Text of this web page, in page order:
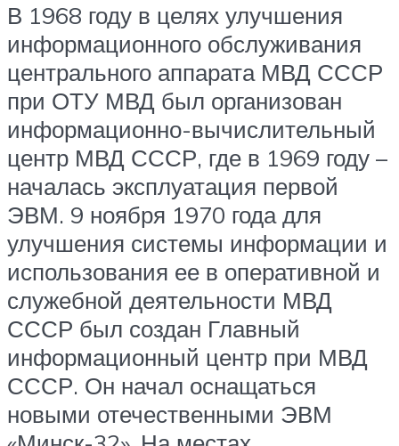
В 1968 году в целях улучшения
информационного обслуживания
центрального аппарата МВД СССР
при ОТУ МВД был организован
информационно-вычислительный
центр МВД СССР, где в 1969 году –
началась эксплуатация первой
ЭВМ. 9 ноября 1970 года для
улучшения системы информации и
использования ее в оперативной и
служебной деятельности МВД
СССР был создан Главный
информационный центр при МВД
СССР. Он начал оснащаться
новыми отечественными ЭВМ